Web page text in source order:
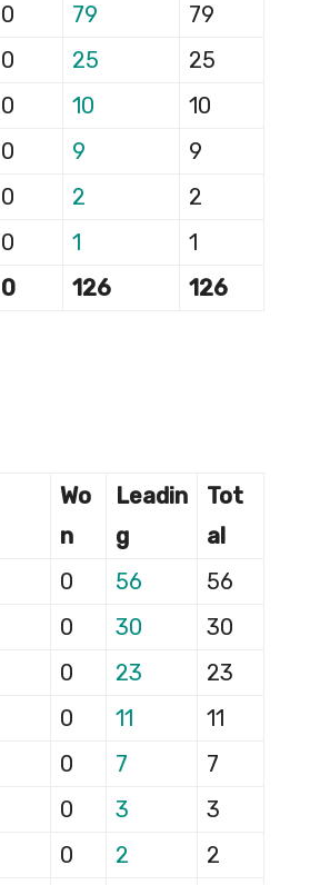
0 79
79
0 25
25
0 10
10
0 9
9
0 2
2
0 1
1
0 126 126
Wo
n
Leadin
g
Tot
al
0 56
56
0 30
30
0 23
23
0 11
11
0 7
7
0 3
3
0 2 2